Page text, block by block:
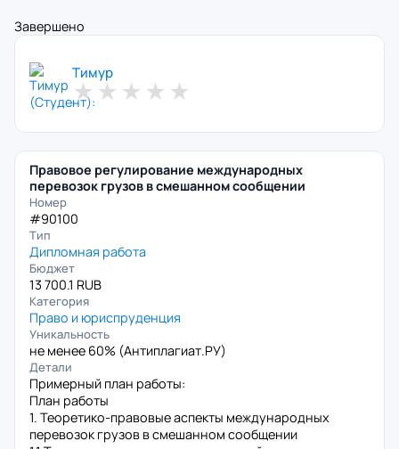
Завершено
Тимур
★ ★ ★ ★ ★
Правовое регулирование международных
перевозок грузов в смешанном сообщении
Номер
#90100
Тип
Дипломная работа
Бюджет
13 700.1 RUB
Категория
Право и юриспруденция
Уникальность
не менее 60% (Антиплагиат.РУ)
Детали
Примерный план работы:
План работы
1. Теоретико-правовые аспекты международных
перевозок грузов в смешанном сообщении